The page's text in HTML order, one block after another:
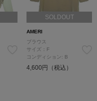
SOLDOUT
AMERI
ブラウス
サイズ：F
コンディション: B
4,600円（税込）